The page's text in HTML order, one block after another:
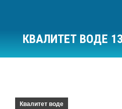
КВАЛИТЕТ ВОДЕ
Квалитет воде